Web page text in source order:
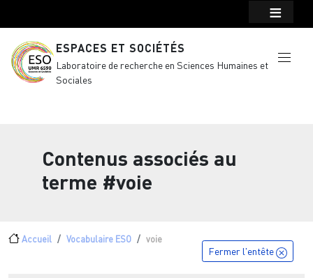
ESPACES ET SOCIÉTÉS
Laboratoire de recherche en Sciences Humaines et
Sociales
Contenus associés au
terme #voie
Fil d'Ariane
Accueil Vocabulaire ESO voie
Fermer l'entête